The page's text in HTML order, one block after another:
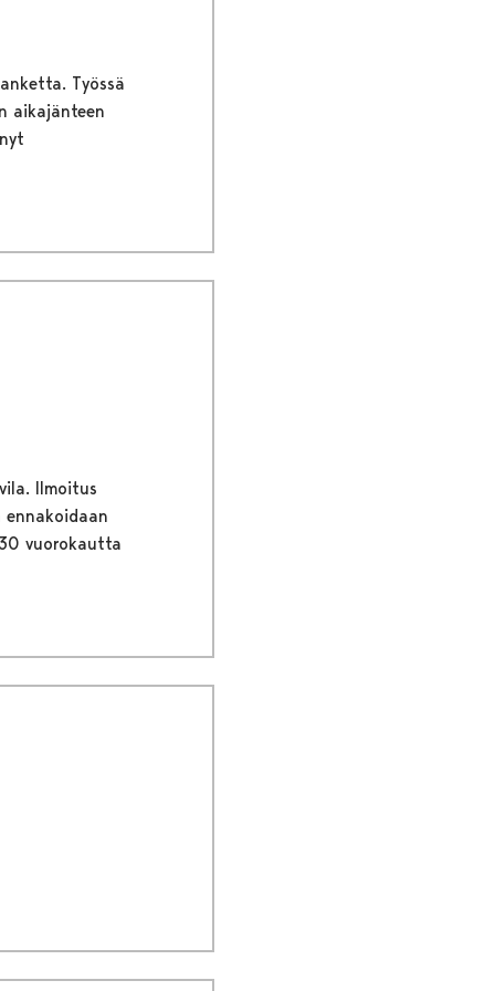
Työssä
aikajänteen
Ilmoitus
vuorokautta